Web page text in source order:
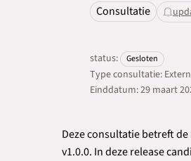
Consultatie
status: Gesloten
Type consultatie:
Einddatum: 29 maart
Deze consultatie betreft
v1.0.0. In deze release